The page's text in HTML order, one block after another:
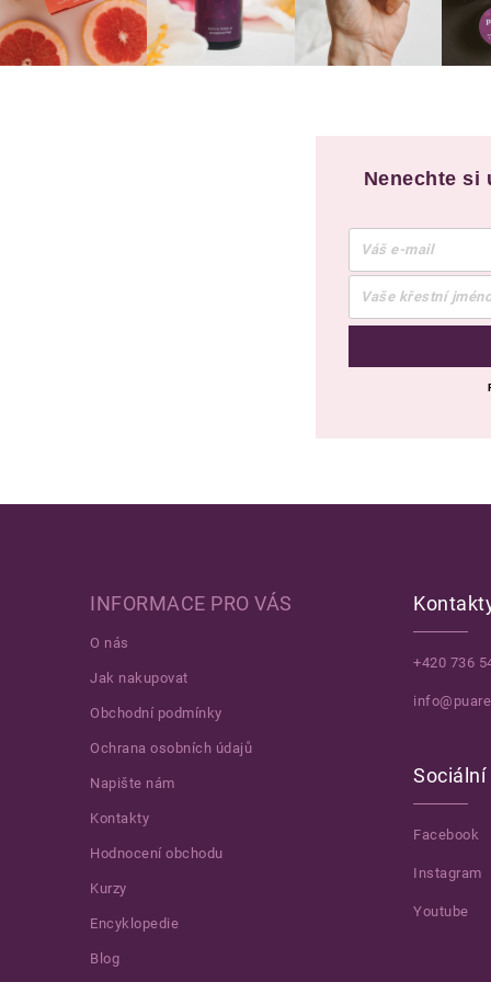
Nenechte si
INFORMACE PRO VÁS
O nás
Jak nakupovat
Obchodní podmínky
Ochrana osobních údajů
Napište nám
Kontakty
Hodnocení obchodu
Kurzy
Encyklopedie
Blog
+420 736
Sociální
Facebook
Instagram
Youtube